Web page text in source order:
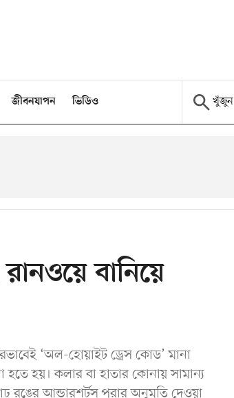
জীবনযাপন ভিডিও খুঁজুন
বানিয়ে
‘অল-হোয়াইট ড্রেস কোড’ মানা
হয়। কলার বা হাতার কোনায় সামান্য
রঙের আন্ডারশর্টস পরার অনুমতি দেওয়া